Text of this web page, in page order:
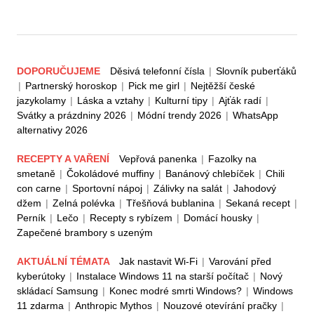
DOPORUČUJEME Děsivá telefonní čísla | Slovník puberťáků
| Partnerský horoskop | Pick me girl | Nejtěžší české
jazykolamy | Láska a vztahy | Kulturní tipy | Ajťák radí |
Svátky a prázdniny 2026 | Módní trendy 2026 | WhatsApp
alternativy 2026
RECEPTY A VAŘENÍ Vepřová panenka | Fazolky na
smetaně | Čokoládové muffiny | Banánový chlebíček | Chili
con carne | Sportovní nápoj | Zálivky na salát | Jahodový
džem | Zelná polévka | Třešňová bublanina | Sekaná recept |
Perník | Lečo | Recepty s rybízem | Domácí housky |
Zapečené brambory s uzeným
AKTUÁLNÍ TÉMATA Jak nastavit Wi-Fi | Varování před
kyberútoky | Instalace Windows 11 na starší počítač | Nový
skládací Samsung | Konec modré smrti Windows? | Windows
11 zdarma | Anthropic Mythos | Nouzové otevírání pračky |